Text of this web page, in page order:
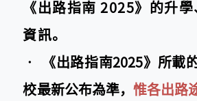
《出路指南 2025》的升
資訊。
‧
《出路指南2025》所載
校最新公布為準， 惟各出路